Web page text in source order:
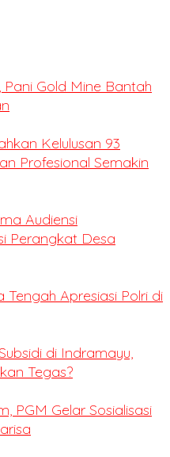
Pani Gold Mine Bantah
Kelulusan 93
Profesional Semakin
Audiensi
Perangkat Desa
Apresiasi Polri di
di Indramayu,
Tegas?
PGM Gelar Sosialisasi